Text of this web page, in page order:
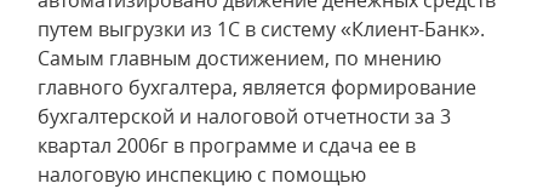
путем выгрузки из 1С в систему «Клиент-Банк».
Самым главным достижением, по мнению
главного бухгалтера, является формирование
бухгалтерской и налоговой отчетности за 3
квартал 2006г в программе и сдача ее в
налоговую инспекцию с помощью